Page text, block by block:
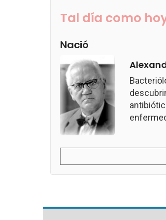
Tal día como
Nació